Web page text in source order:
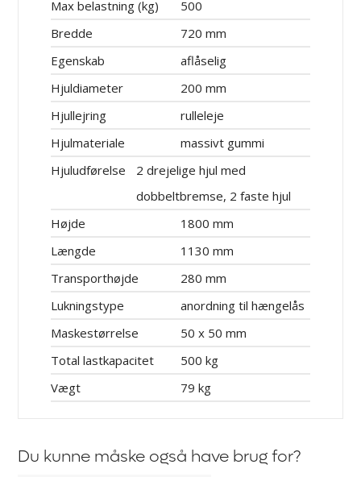
Max belastning (kg)
500
Bredde
720 mm
Egenskab
aflåselig
Hjuldiameter
200 mm
Hjullejring
rulleleje
Hjulmateriale
massivt gummi
Hjuludførelse
2 drejelige hjul med
dobbeltbremse, 2 faste hjul
Højde
1800 mm
Længde
1130 mm
Transporthøjde
280 mm
Lukningstype
anordning til hængelås
Maskestørrelse
50 x 50 mm
Total lastkapacitet
500 kg
Vægt
79 kg
Du kunne måske også have brug for?